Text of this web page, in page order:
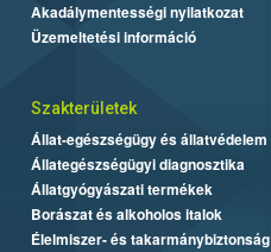
Akadálymentességi nyilatkozat
Üzemeltetési információ
Szakterületek
Állat-egészségügy és állatvédelem
Állategészségügyi diagnosztika
Állatgyógyászati termékek
Borászat és alkoholos italok
Élelmiszer- és takarmánybiztonság